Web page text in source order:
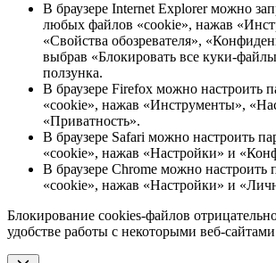
В браузере Internet Explorer можно
любых файлов «cookie», нажав
«Свойства обозревателя»,
выбрав «Блокировать все куки-
ползунка.
В браузере Firefox можно настроить
«cookie», нажав «Инструменты»,
«Приватность».
В браузере Safari можно настроить
«cookie», нажав «Настройки» и
В браузере Chrome можно настроить
«cookie», нажав «Настройки» и
Блокирование cookies-файлов
удобстве работы с некоторыми веб-